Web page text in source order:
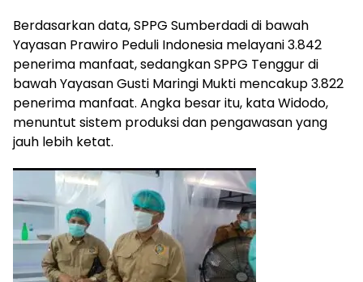
Berdasarkan data, SPPG Sumberdadi di bawah
Yayasan Prawiro Peduli Indonesia melayani 3.842
penerima manfaat, sedangkan SPPG Tenggur di
bawah Yayasan Gusti Maringi Mukti mencakup 3.822
penerima manfaat. Angka besar itu, kata Widodo,
menuntut sistem produksi dan pengawasan yang
jauh lebih ketat.